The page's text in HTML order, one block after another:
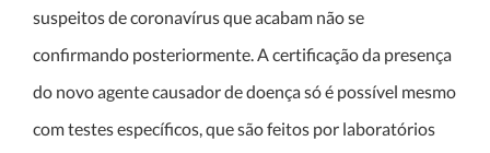
suspeitos de coronavírus que acabam não se
confirmando posteriormente. A certificação da presença
do novo agente causador de doença só é possível mesmo
com testes específicos, que são feitos por laboratórios